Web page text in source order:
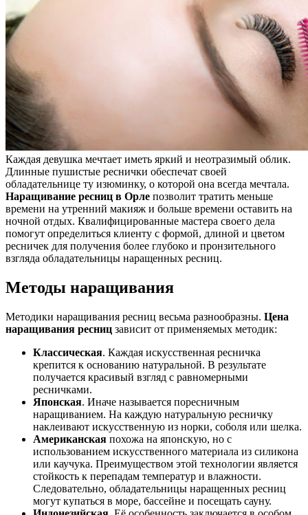
Каждая девушка мечтает иметь яркий и неотразимый облик.
Длинные пушистые реснички обеспечат своей
обладательнице ту изюминку, о которой она всегда мечтала.
Наращивание ресниц в Орле позволит тратить меньше
времени на утренний макияж и больше времени оставить на
ночной отдых. Квалифицированные мастера своего дела
помогут определиться клиенту с формой, длиной и цветом
ресничек для получения более глубоко и пронзительного
взгляда обладательницы наращенных ресниц.
Методы наращивания
Методики наращивания ресниц весьма разнообразны. Цена
наращивания ресниц зависит от применяемых методик:
Классическая. Каждая искусственная ресничка
крепится к основанию натуральной. В результате
получается красивый взгляд с равномерными
ресничками.
Японская. Иначе называется поресничным
наращиванием. На каждую натуральную ресничку
наклеивают искусственную из норки, соболя или шелка.
Американская похожа на японскую, но с
использованием искусственного материала из силикона
или каучука. Преимуществом этой технологии является
стойкость к перепадам температур и влажности.
Следовательно, обладательницы наращенных ресниц
могут купаться в море, бассейне и посещать сауну.